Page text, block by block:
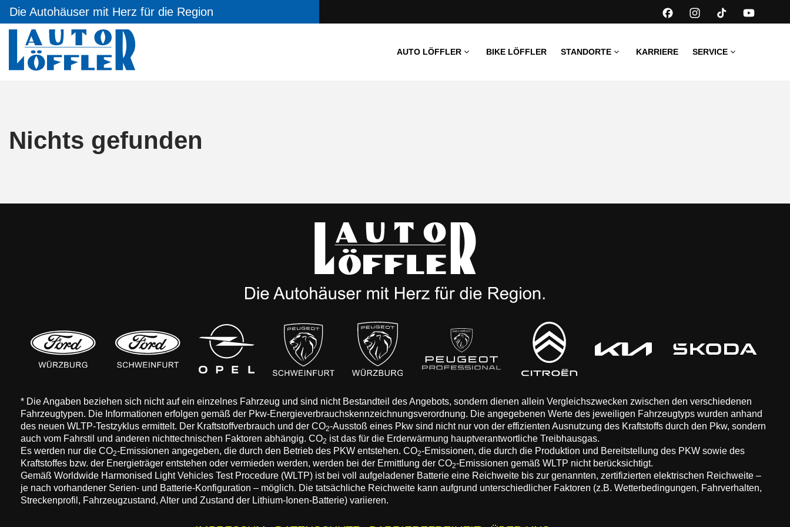
Die Autohäuser mit Herz für die Region
AUTO LÖFFLER BIKE LÖFFLER STANDORTE KARRIERE SERVICE
Nichts gefunden
* Die Angaben beziehen sich nicht auf ein einzelnes Fahrzeug und sind nicht Bestandteil des Angebots, sondern dienen allein Vergleichszwecken zwischen den verschiedenen
Fahrzeugtypen. Die Informationen erfolgen gemäß der Pkw-Energieverbrauchskennzeichnungsverordnung. Die angegebenen Werte des jeweiligen Fahrzeugtyps wurden anhand
des neuen WLTP-Testzyklus ermittelt. Der Kraftstoffverbrauch und der CO2-Ausstoß eines Pkw sind nicht nur von der effizienten Ausnutzung des Kraftstoffs durch den Pkw, sondern
auch vom Fahrstil und anderen nichttechnischen Faktoren abhängig. CO2 ist das für die Erderwärmung hauptverantwortliche Treibhausgas.
Es werden nur die CO2-Emissionen angegeben, die durch den Betrieb des PKW entstehen. CO2-Emissionen, die durch die Produktion und Bereitstellung des PKW sowie des
Kraftstoffes bzw. der Energieträger entstehen oder vermieden werden, werden bei der Ermittlung der CO2-Emissionen gemäß WLTP nicht berücksichtigt.
Gemäß Worldwide Harmonised Light Vehicles Test Procedure (WLTP) ist bei voll aufgeladener Batterie eine Reichweite bis zur genannten, zertifizierten elektrischen Reichweite –
je nach vorhandener Serien- und Batterie-Konfiguration – möglich. Die tatsächliche Reichweite kann aufgrund unterschiedlicher Faktoren (z.B. Wetterbedingungen, Fahrverhalten,
Streckenprofil, Fahrzeugzustand, Alter und Zustand der Lithium-Ionen-Batterie) variieren.